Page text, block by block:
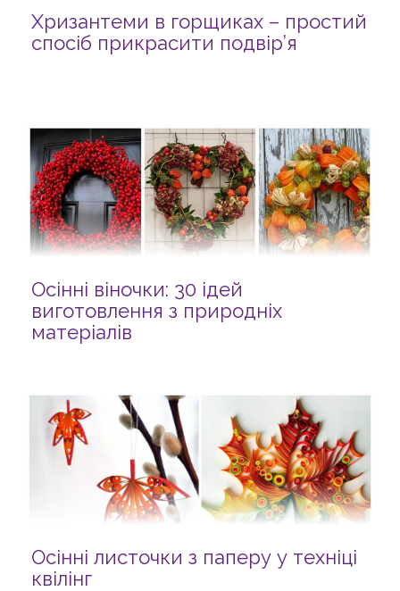
Хризантеми в горщиках – простий
спосіб прикрасити подвір’я
Осінні віночки: 30 ідей
виготовлення з природніх
матеріалів
Осінні листочки з паперу у техніці
квілінг